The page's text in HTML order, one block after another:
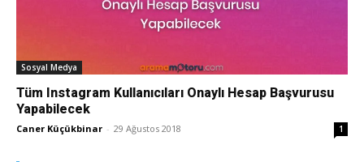
ve
Sosyal Medya
Tüm Instagram Kullanıcıları Onaylı Hesap Başvurusu
Yapabilecek
Caner Küçükbinar - 29 Ağustos 2018 1